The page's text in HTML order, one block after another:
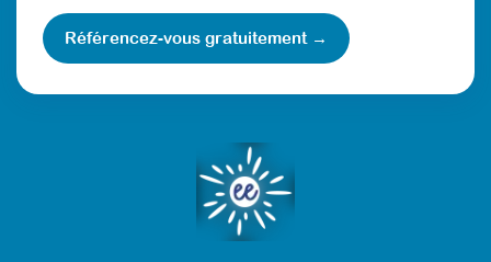
Cette formation s’appuie sur une expérience
généralisables et adaptables. Elle vous
adolescents pour leur permettre de devenir
plus autonomes dans leur vie quotidienne.
Durée 12h réparties sur 4 semaines
Être prévenu
Référencez-vous gratuitement →